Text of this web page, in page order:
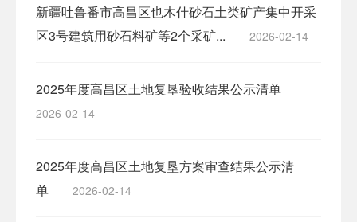
新疆吐鲁番市高昌区也木什砂石土类矿产集中开采
区3号建筑用砂石料矿等2个采矿...
2026-02-14
2025年度高昌区土地复垦验收结果公示清单
2026-02-14
2025年度高昌区土地复垦方案审查结果公示清
单
2026-02-14